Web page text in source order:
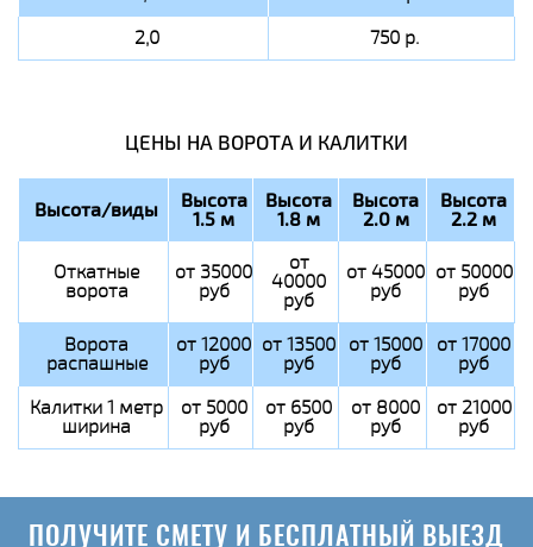
2,0
750 р.
ЦЕНЫ НА ВОРОТА И КАЛИТКИ
Высота/виды Высота
1.5 м
Высота
1.8 м
Высота
2.0 м
Высота
2.2 м
Откатные
ворота
от 35000
руб
от
40000
руб
от 45000
руб
от 50000
руб
Ворота
распашные
от 12000
руб
от 13500
руб
от 15000
руб
от 17000
руб
Калитки 1 метр
ширина
от 5000
руб
от 6500
руб
от 8000
руб
от 21000
руб
ПОЛУЧИТЕ СМЕТУ И БЕСПЛАТНЫЙ ВЫЕЗД